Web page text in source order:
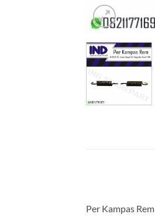
Per Kampas Rem